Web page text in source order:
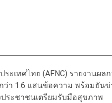
เทศไทย (AFNC) รายงานผลก
ว่า 1.6 แสนข้อความ พร้อมยันข่
ประชาชนเตรียมรับมือสุขภาพ